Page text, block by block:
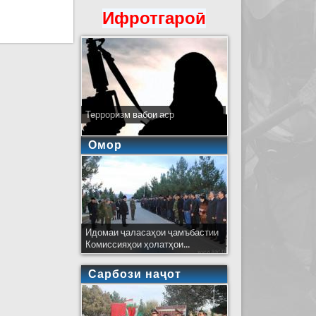
Ифротгароӣ
Терроризм вабои аср
Омор
Идомаи ҷаласаҳои ҷамъбастии
Комиссияҳои ҳолатҳои...
Сарбози наҷот